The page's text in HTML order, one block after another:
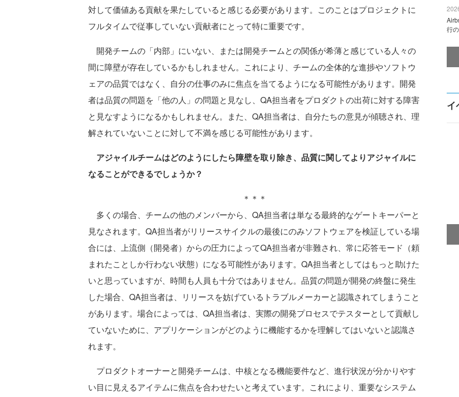
対して価値ある貢献を果たしていると感じる必要があります。このことはプロジェクトに
フルタイムで従事していない貢献者にとって特に重要です。
開発チームの「内部」にいない、または開発チームとの関係が希薄と感じている人々の
間に障壁が存在しているかもしれません。これにより、チームの全体的な進捗やソフトウ
ェアの品質ではなく、自分の仕事のみに焦点を当てるようになる可能性があります。開発
者は品質の問題を「他の人」の問題と見なし、QA担当者をプロダクトの出荷に対する障害
と見なすようになるかもしれません。また、QA担当者は、自分たちの意見が傾聴され、理
解されていないことに対して不満を感じる可能性があります。
アジャイルチームはどのようにしたら障壁を取り除き、品質に関してよりアジャイルに
なることができるでしょうか？
＊＊＊
多くの場合、チームの他のメンバーから、QA担当者は単なる最終的なゲートキーパーと
見なされます。QA担当者がリリースサイクルの最後にのみソフトウェアを検証している場
合には、上流側（開発者）からの圧力によってQA担当者が非難され、常に応答モード（頼
まれたことしか行わない状態）になる可能性があります。QA担当者としてはもっと助けた
いと思っていますが、時間も人員も十分ではありません。品質の問題が開発の終盤に発生
した場合、QA担当者は、リリースを妨げているトラブルメーカーと認識されてしまうこと
があります。場合によっては、QA担当者は、実際の開発プロセスでテスターとして貢献し
ていないために、アプリケーションがどのように機能するかを理解してはいないと認識さ
れます。
プロダクトオーナーと開発チームは、中核となる機能要件など、進行状況が分かりやす
い目に見えるアイテムに焦点を合わせたいと考えています。これにより、重要なシステム
行
イ